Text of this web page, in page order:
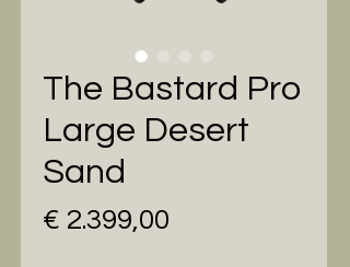
The Bastard Pro
Large Desert
Sand
€ 2.399,00